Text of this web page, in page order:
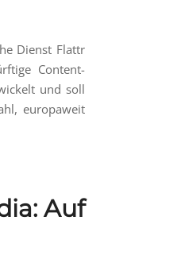
Dienst Flattr
Content-
und soll
europaweit
Auf